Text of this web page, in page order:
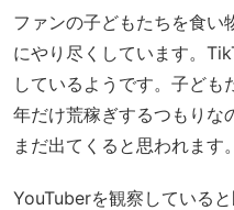
ファンの子どもたちを食い
にやり尽くしています。
しているようです。子ども
年だけ荒稼ぎするつもりな
まだ出てくると思われます。
YouTuberを観察している